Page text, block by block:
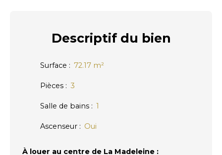
Descriptifdu bien
Surface : 72.17 m²
Pièces : 3
Salle de bains : 1
Ascenseur : Oui
À louer au centre de La Madeleine :